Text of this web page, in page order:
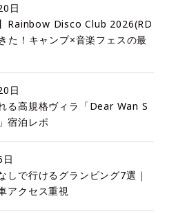
日
】Rainbow Disco Club 2026(RD
た！キャンプ×音楽フェスの最
日
る高規格ヴィラ「Dear Wan S
宿泊レポ
しで行けるグランピング7選｜
アクセス重視